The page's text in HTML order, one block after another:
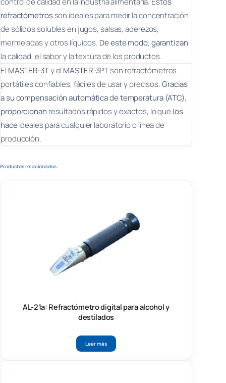
refractómetrosson ideales para medir la concentración
de sólidos solubles en jugos, salsas, aderezos,
mermeladas y otros líquidos. De este modo, garantizan
la calidad, el sabor y la textura de los productos.
El MASTER-3Ty el MASTER-3PTson refractómetros
portátiles confiables, fáciles de usar y precisos.Gracias
a su compensación automática de temperatura (ATC),
proporcionan resultados rápidos y exactos, lo que los
haceideales para cualquier laboratorio o línea de
producción.
Productos relacionados
AL-21a: Refractómetro digital para alcohol y
destilados
Leer más